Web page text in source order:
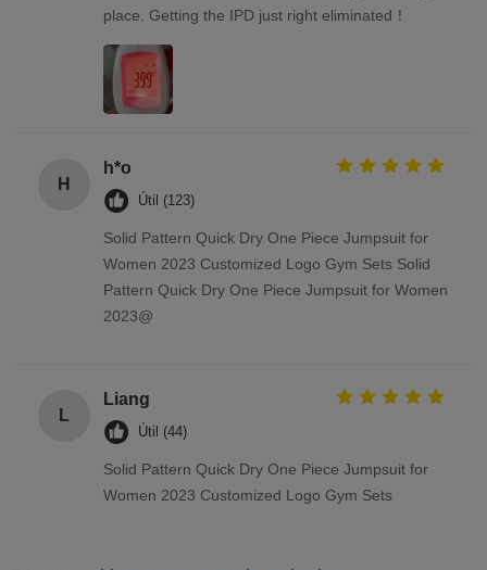
place. Getting the IPD just right eliminated！
H
h*o
Útil (123)
Solid Pattern Quick Dry One Piece Jumpsuit for
Women 2023 Customized Logo Gym Sets Solid
Pattern Quick Dry One Piece Jumpsuit for Women
2023@
L
Liang
Útil (44)
Solid Pattern Quick Dry One Piece Jumpsuit for
Women 2023 Customized Logo Gym Sets